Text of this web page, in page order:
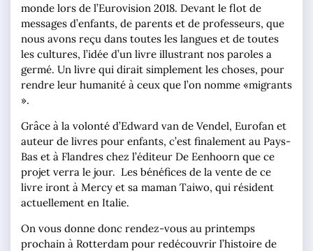
monde lors de l’Eurovision 2018. Devant le flot de
messages d’enfants, de parents et de professeurs, que
nous avons reçu dans toutes les langues et de toutes
les cultures, l’idée d’un livre illustrant nos paroles a
germé. Un livre qui dirait simplement les choses, pour
rendre leur humanité à ceux que l’on nomme «migrants
».
Grâce à la volonté d’Edward van de Vendel, Eurofan et
auteur de livres pour enfants, c’est finalement au Pays-
Bas et à Flandres chez l’éditeur De Eenhoorn que ce
projet verra le jour. Les bénéfices de la vente de ce
livre iront à Mercy et sa maman Taiwo, qui résident
actuellement en Italie.
On vous donne donc rendez-vous au printemps
prochain à Rotterdam pour redécouvrir l’histoire de